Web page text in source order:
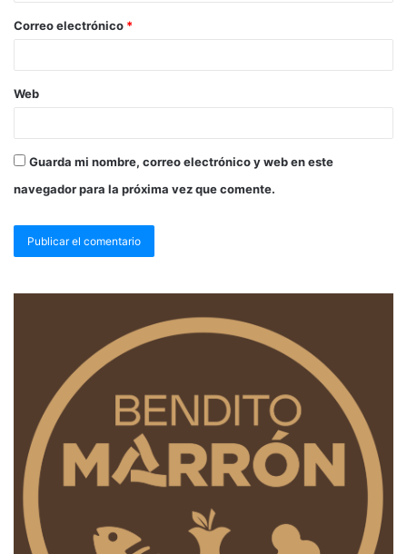
Correo electrónico *
Web
Guarda mi nombre, correo electrónico y web en este
navegador para la próxima vez que comente.